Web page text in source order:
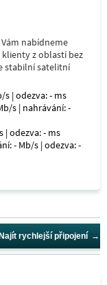
nabídneme
z oblastí bez
stabilní satelitní
s | odezva: - ms
s | nahrávání: -
| odezva: - ms
- Mb/s | odezva: -
Najít rychlejší připojení